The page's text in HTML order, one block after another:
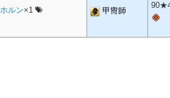
ルン×1 甲冑師